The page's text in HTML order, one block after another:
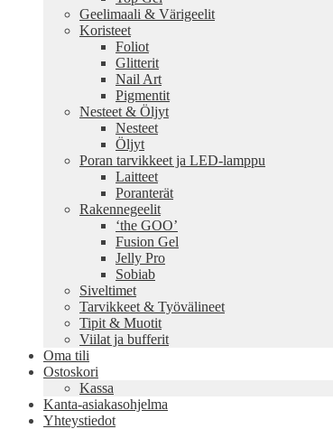
Geelimaali & Värigeelit
Koristeet
Foliot
Glitterit
Nail Art
Pigmentit
Nesteet & Öljyt
Nesteet
Öljyt
Poran tarvikkeet ja LED-lamppu
Laitteet
Poranterät
Rakennegeelit
‘the GOO’
Fusion Gel
Jelly Pro
Sobiab
Siveltimet
Tarvikkeet & Työvälineet
Tipit & Muotit
Viilat ja bufferit
Oma tili
Ostoskori
Kassa
Kanta-asiakasohjelma
Yhteystiedot